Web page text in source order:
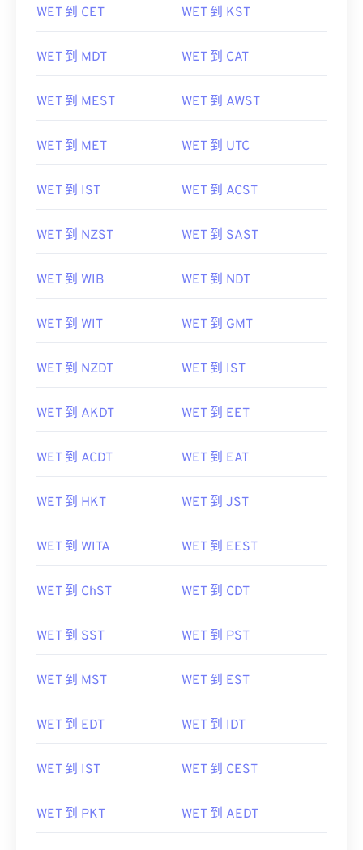
WET 到 CET WET 到 KST
WET 到 MDT WET 到 CAT
WET 到 MEST WET 到 AWST
WET 到 MET WET 到 UTC
WET 到 IST WET 到 ACST
WET 到 NZST WET 到 SAST
WET 到 WIB WET 到 NDT
WET 到 WIT WET 到 GMT
WET 到 NZDT WET 到 IST
WET 到 AKDT WET 到 EET
WET 到 ACDT WET 到 EAT
WET 到 HKT WET 到 JST
WET 到 WITA WET 到 EEST
WET 到 ChST WET 到 CDT
WET 到 SST WET 到 PST
WET 到 MST WET 到 EST
WET 到 EDT WET 到 IDT
WET 到 IST WET 到 CEST
WET 到 PKT WET 到 AEDT